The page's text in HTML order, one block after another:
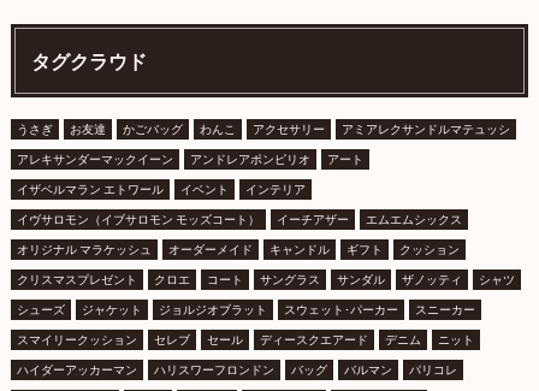
タグクラウド
うさぎ お友達 かごバッグ わんこ アクセサリー アミアレクサンドルマテュッシ
アレキサンダーマックイーン アンドレアポンピリオ アート
イザベルマラン エトワール イベント インテリア
イヴサロモン（イブサロモン モッズコート） イーチアザー エムエムシックス
オリジナル マラケッシュ オーダーメイド キャンドル ギフト クッション
クリスマスプレゼント クロエ コート サングラス サンダル ザノッティ シャツ
シューズ ジャケット ジョルジオブラット スウェット･パーカー スニーカー
スマイリークッション セレブ セール ディースクエアード デニム ニット
ハイダーアッカーマン ハリスワーフロンドン バッグ バルマン パリコレ